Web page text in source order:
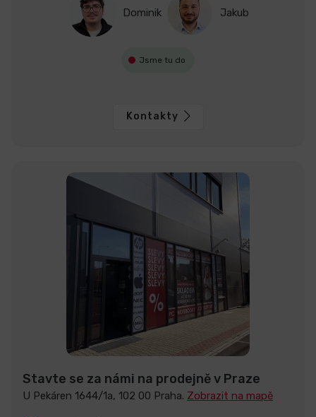
Dominik Jakub
Jsme tu do
Kontakty
Stavte se za námi na prodejně v Praze
U Pekáren 1644/1a, 102 00 Praha. Zobrazit na mapě